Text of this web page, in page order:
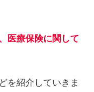
医療保険に関して
を紹介していきま